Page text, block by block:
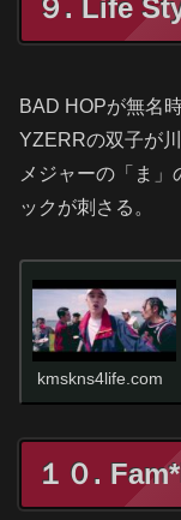
９. Life
BAD HOPが無名
YZERRの双子が
メジャーの「ま
ックが刺さる。
kmskns4life.com
１０.